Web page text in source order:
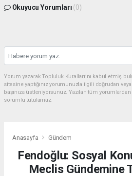
Okuyucu Yorumları (0)
Yorum yazarak Topluluk Kuralları’nı kabul etmiş
sitesine yaptığınız yorumunuzla ilgili doğrudan
başınıza üstleniyorsunuz. Yazılan tüm
sorumlu tutulamaz.
Anasayfa Gündem
Fendoğlu: Sosyal
Meclis Gündemine